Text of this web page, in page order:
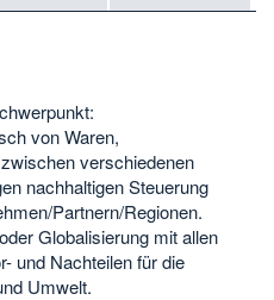
von Waren,
verschiedenen
nachhaltigen Steuerung
Partnern/Regionen.
Globalisierung mit allen
und Nachteilen für die
Umwelt.